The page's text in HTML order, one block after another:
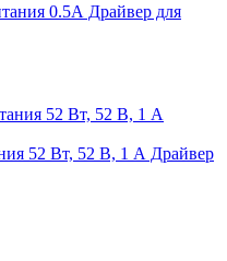
0.5А Драйвер для
52 Вт, 52 В, 1 А Драйвер